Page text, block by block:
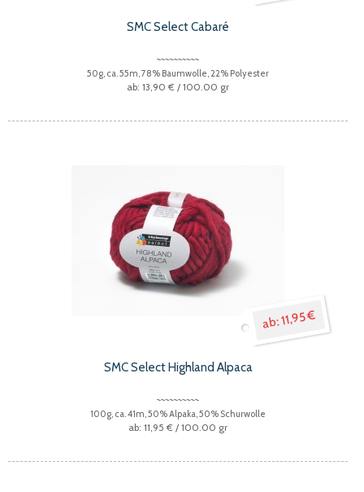
SMC Select Cabaré
50g, ca. 55m, 78% Baumwolle, 22% Polyester
13,90 € / 100.00 gr
11,95 €
SMC Select Highland Alpaca
100g, ca. 41m, 50% Alpaka, 50% Schurwolle
11,95 € / 100.00 gr